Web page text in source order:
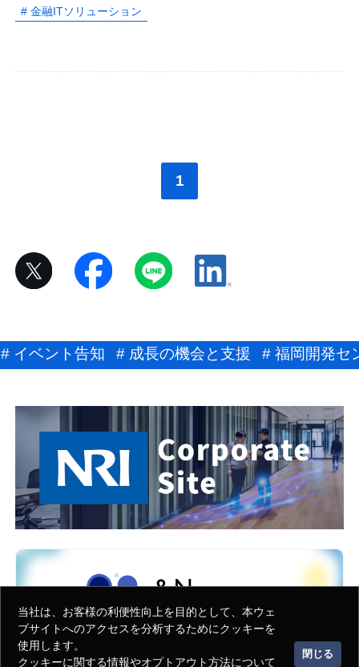
当社は、お客様の利便性向上を目的として、本ウェ
ブサイトへのアクセスを分析するためにクッキーを
使用します。
クッキーに関する情報やオプトアウト方法について
閉じる
# 金融ITソリューション
1
# イベント告知 # 成長の機会と支援 # 福岡開発